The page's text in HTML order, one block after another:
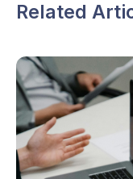
Related